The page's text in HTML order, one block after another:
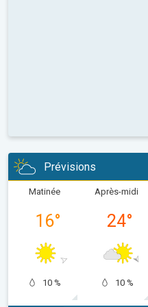
Prévisions
Matinée
16°
10 %
Après-midi
24°
10 %